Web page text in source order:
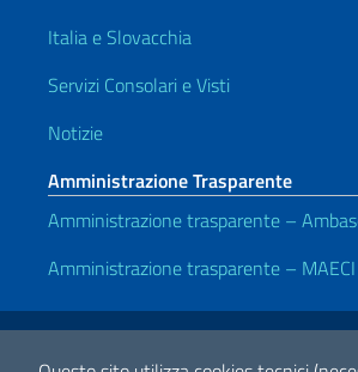
Italia e Slovacchia
Servizi Consolari e Visti
Notizie
Amministrazione Trasparente
Amministrazione trasparente –
Amministrazione trasparente – MAECI
Link Utili